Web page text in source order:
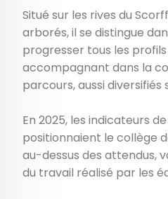
Situé sur les rives du
arborés, il se distingue
progresser tous les profils
accompagnant dans la
parcours, aussi diversifiés
En 2025, les indicateurs
positionnaient le collège
au-dessus des attendus,
du travail réalisé par les